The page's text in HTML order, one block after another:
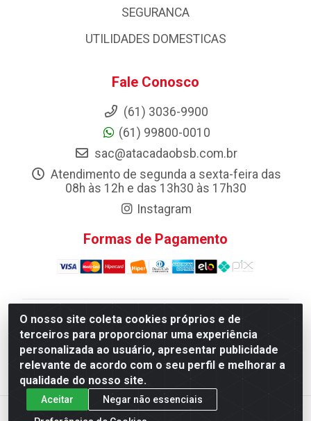
O nosso site coleta cookies próprios e de
terceiros para proporcionar uma experiência
personalizada ao usuário, apresentar publicidade
relevante de acordo com o seu perfil e melhorar a
qualidade do nosso site.
Aceitar
Negar não essenciais
SEGURANCA
UTILIDADES DOMESTICAS
Fale Conosco
(61) 3036-9900
(61) 99800-0010
sac@atacadaobsb.com.br
Atendimento de segunda a sexta-feira das
08h às 12h e das 13h30 às 17h30
Instagram
Formas de Pagamento
Atacadao da Limpeza F. Pereira Queiroz Comercio e
Distribuicao LTDA - Quadra Qi 10 Lotes 39 e, 41 - Setor
Industrial (Taguatinga), Brasília/DF - CEP 72.135-100 -
CNPJ 13.184.675/0001-80